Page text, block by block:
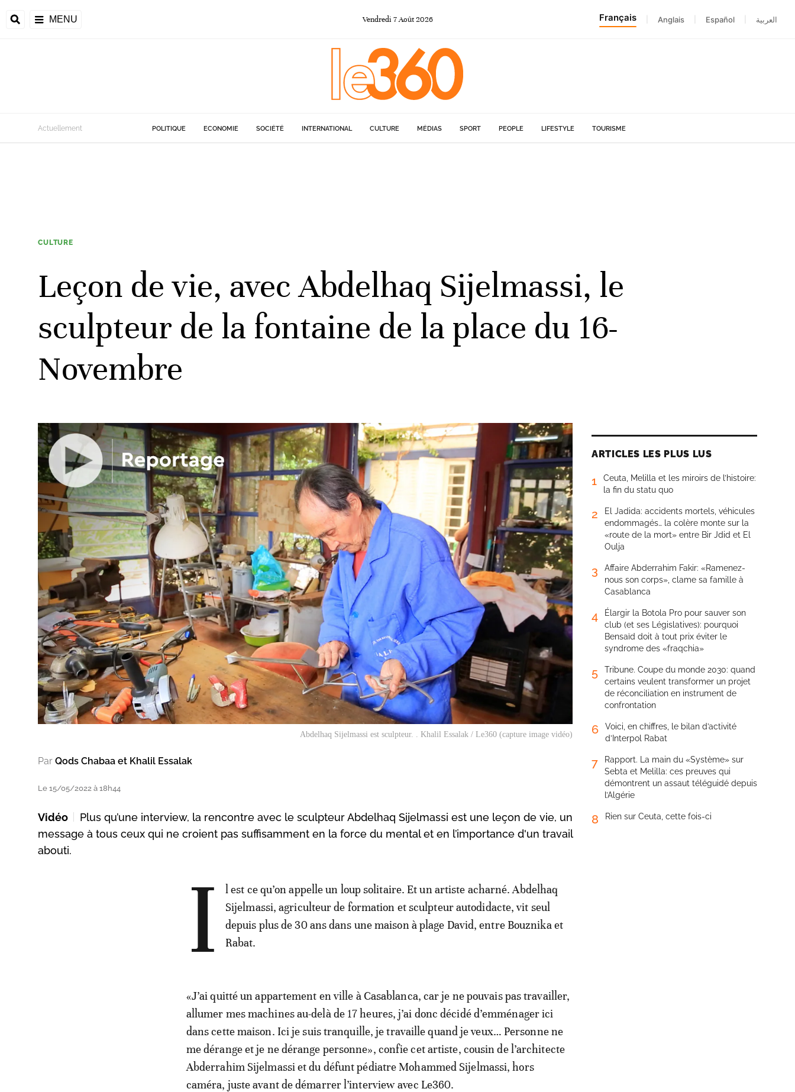
MENU Vendredi 7Août 2026 Français Anglais Español العربية
Actuellement POLITIQUE ECONOMIE SOCIÉTÉ INTERNATIONAL CULTURE MÉDIAS SPORT PEOPLE LIFESTYLE TOURISME
CULTURE
Leçon de vie, avec Abdelhaq Sijelmassi, le
sculpteur de la fontaine de la place du 16-
Novembre
Abdelhaq Sijelmassi est sculpteur. . Khalil Essalak / Le360 (capture image vidéo)
Par Qods Chabaa et Khalil Essalak
Le 15/05/2022 à 18h44
Vidéo
Plus qu’une interview, la rencontre avec le sculpteur Abdelhaq Sijelmassi est une leçon de vie, un
message à tous ceux qui ne croient pas suffisamment en la force du mental et en l’importance d'un travail
abouti.
I
l est ce qu’on appelle un loup solitaire. Et un artiste acharné. Abdelhaq
Sijelmassi, agriculteur de formation et sculpteur autodidacte, vit seul
depuis plus de 30 ans dans une maison à plage David, entre Bouznika et
Rabat.
«J’ai quitté un appartement en ville à Casablanca, car je ne pouvais pas travailler,
allumer mes machines au-delà de 17 heures, j’ai donc décidé d’emménager ici
dans cette maison. Ici je suis tranquille, je travaille quand je veux… Personne ne
me dérange et je ne dérange personne», confie cet artiste, cousin de l’architecte
Abderrahim Sijelmassi et du défunt pédiatre Mohammed Sijelmassi, hors
caméra, juste avant de démarrer l’interview avec Le360.
ARTICLES LES PLUS LUS
1
Ceuta, Melilla et les miroirs de l’histoire:
la fin du statu quo
2
El Jadida: accidents mortels, véhicules
endommagés… la colère monte sur la
«route de la mort» entre Bir Jdid et El
Oulja
3
Affaire Abderrahim Fakir: «Ramenez-
nous son corps», clame sa famille à
Casablanca
4
Élargir la Botola Pro pour sauver son
club (et ses Législatives): pourquoi
Bensaïd doit à tout prix éviter le
syndrome des «fraqchia»
5
Tribune. Coupe du monde 2030: quand
certains veulent transformer un projet
de réconciliation en instrument de
confrontation
6
Voici, en chiffres, le bilan d’activité
d’Interpol Rabat
7
Rapport. La main du «Système» sur
Sebta et Melilla: ces preuves qui
démontrent un assaut téléguidé depuis
l’Algérie
8 Rien sur Ceuta, cette fois-ci